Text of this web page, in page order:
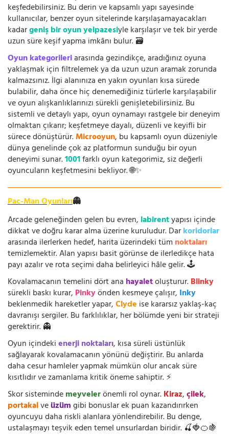
keşfedebilirsiniz. Bu derin ve kapsamlı yapı sayesinde
kullanıcılar, benzer oyun sitelerinde karşılaşamayacakları
kadargeniş bir oyun yelpazesiyle karşılaşır ve tek bir yerde
uzun süre keşif yapma imkânı bulur. 🗃️
Oyun kategorileriarasında gezindikçe, aradığınız oyuna
yaklaşmak için filtrelemek ya da uzun uzun aramak zorunda
kalmazsınız. İlgi alanınıza en yakın oyunları kısa sürede
bulabilir, daha önce hiç denemediğiniz türlerle karşılaşabilir
ve oyun alışkanlıklarınızı sürekli genişletebilirsiniz. Bu
sistemli ve detaylı yapı, oyun oynamayı rastgele bir deneyim
olmaktan çıkarır; keşfetmeye dayalı, düzenli ve keyifli bir
sürece dönüştürür.Microoyun, bu kapsamlı oyun düzeniyle
dünya genelinde çok az platformun sunduğu bir oyun
deneyimi sunar.1001farklı oyun kategorimiz, siz değerli
oyuncuların keşfetmesini bekliyor. 🌐✨
Pac-Man Oyunları👻
Arcade geleneğinden gelen bu evren, labirentyapısı içinde
dikkat ve doğru karar alma üzerine kuruludur. Darkoridorlar
arasında ilerlerken hedef, harita üzerindeki tüm noktaları
temizlemektir. Alan yapısı basit görünse de ilerledikçe hata
payı azalır ve rota seçimi daha belirleyici hâle gelir. 🕹️
Kovalamacanın temelini dört ana hayaletoluşturur.Blinky
sürekli baskı kurar, Pinkyönden kesmeye çalışır, Inky
beklenmedik hareketler yapar,Clyde ise kararsız yaklaş-kaç
davranışı sergiler. Bu farklılıklar, her bölümde yeni bir strateji
gerektirir. 👻
Oyun içindekienerji noktaları, kısa süreli üstünlük
sağlayarak kovalamacanın yönünü değiştirir. Bu anlarda
daha cesur hamleler yapmak mümkün olur ancak süre
kısıtlıdır ve zamanlama kritik öneme sahiptir. ⚡
Skor sistemindemeyvelerönemli rol oynar.Kiraz,çilek,
portakalveüzümgibi bonuslar ek puan kazandırırken
oyuncuyu daha riskli alanlara yönlendirebilir. Bu denge,
ustalaşmayı teşvik eden temel unsurlardan biridir. 🍒🍓🍊🍇